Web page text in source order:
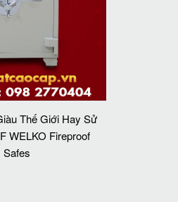
Thế Giới Hay Sử
WELKO Fireproof
Safes